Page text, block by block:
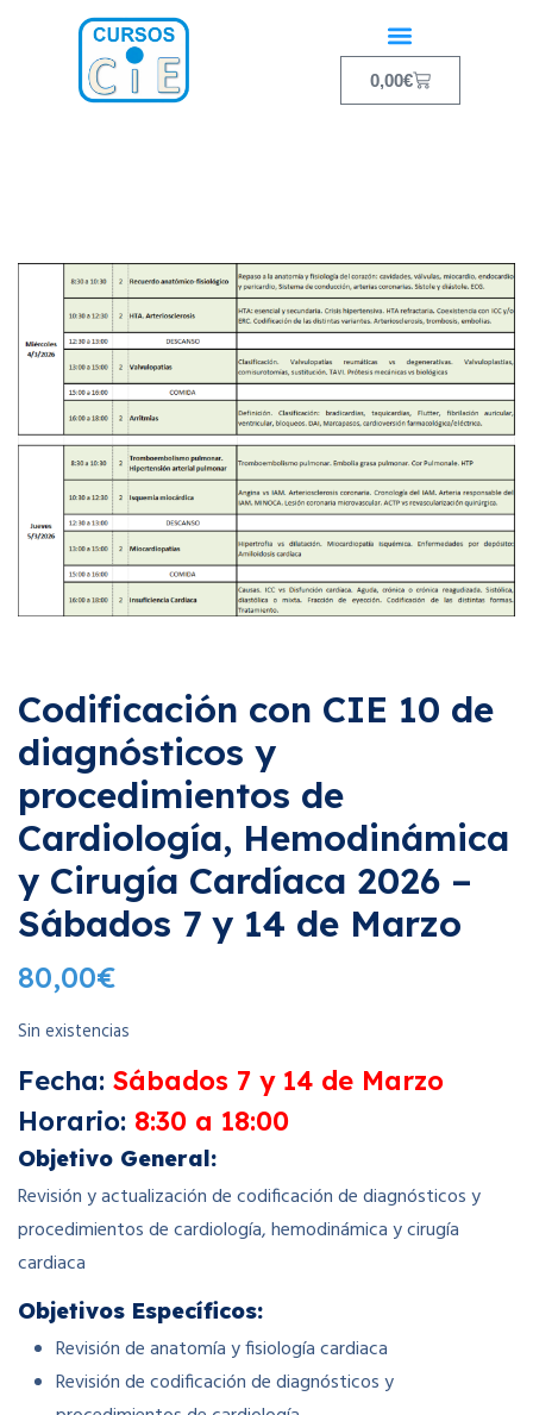
0,00€
Codificación con CIE 10 de
diagnósticos y
procedimientos de
Cardiología, Hemodinámica
y Cirugía Cardíaca 2026 –
Sábados 7 y 14 de Marzo
80,00€
Sin existencias
Fecha: Sábados 7 y 14 de Marzo
Horario: 8:30 a 18:00
Objetivo General:
Revisión y actualización de codificación de diagnósticos y
procedimientos de cardiología, hemodinámica y cirugía
cardiaca
Objetivos Específicos:
Revisión de anatomía y fisiología cardiaca
Revisión de codificación de diagnósticos y